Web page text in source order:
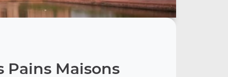
Pains Maisons